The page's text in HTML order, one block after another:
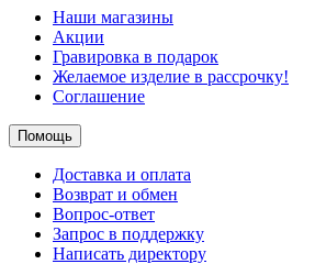
Наши магазины
Акции
Гравировка в подарок
Желаемое изделие в рассрочку!
Соглашение
Помощь
Доставка и оплата
Возврат и обмен
Вопрос-ответ
Запрос в поддержку
Написать директору